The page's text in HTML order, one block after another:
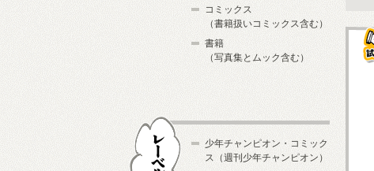
コミックス
（書籍扱いコミックス含む）
書籍
（写真集とムック含む）
少年チャンピオン・コミック
ス（週刊少年チャンピオン）